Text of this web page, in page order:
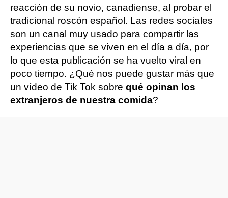
reacción de su novio, canadiense, al probar el
tradicional roscón español. Las redes sociales
son un canal muy usado para compartir las
experiencias que se viven en el día a día, por
lo que esta publicación se ha vuelto viral en
poco tiempo. ¿Qué nos puede gustar más que
un vídeo de Tik Tok sobre qué opinan los
extranjeros de nuestra comida?